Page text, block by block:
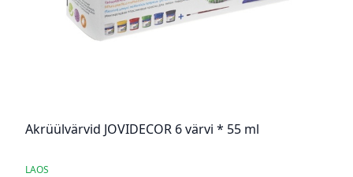
Akrüülvärvid JOVIDECOR 6 värvi * 55 ml
LAOS